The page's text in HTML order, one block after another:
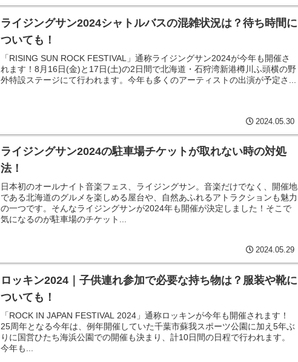
ライジングサン2024シャトルバスの混雑状況は？待ち時間に
ついても！
「RISING SUN ROCK FESTIVAL」通称ライジングサン2024が今年も開催さ
れます！8月16日(金)と17日(土)の2日間で北海道・石狩湾新港樽川ふ頭横の野
外特設ステージにて行われます。今年も多くのアーティストの出演が予定さ...
2024.05.30
ライジングサン2024の駐車場チケットが取れない時の対処
法！
日本初のオールナイト音楽フェス、ライジングサン。音楽だけでなく、開催地
である北海道のグルメを楽しめる屋台や、自然あふれるアトラクションも魅力
の一つです。そんなライジングサンが2024年も開催が決定しました！そこで
気になるのが駐車場のチケット...
2024.05.29
ロッキン2024｜子供連れ参加で必要な持ち物は？服装や靴に
ついても！
「ROCK IN JAPAN FESTIVAL 2024」通称ロッキンが今年も開催されます！
25周年となる今年は、例年開催していた千葉市蘇我スポーツ公園に加え5年ぶ
りに国営ひたち海浜公園での開催も決まり、計10日間の日程で行われます。
今年も...